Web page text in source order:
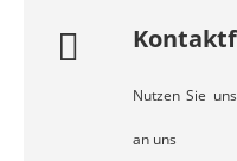
Nutzen Sie
an uns